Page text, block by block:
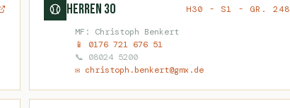
Herren 30
H30 - S1 - GR. 248
MF: Christoph Benkert
📱 0176 721 676 51
📞 08024 5200
✉ christoph.benkert@gmx.de